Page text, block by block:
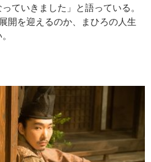
ていきました」と語っている。
開を迎えるのか、まひろの人生